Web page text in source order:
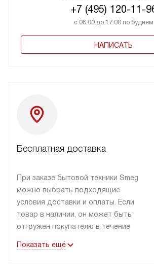
+7 (495) 120-11-
с 08:00 до 17:00 по будням
НАПИСАТЬ
Бесплатная доставка
При заказе бытовой техники Smeg
можно выбрать подходящие
условия доставки и оплаты. Если
товар в наличии, он может быть
отгружен покупателю в течение
лейблом доставляется бесплатно
Показать ещё